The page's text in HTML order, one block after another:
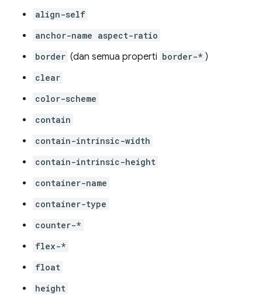
align-self
anchor-name aspect-ratio
border (dan semua properti border-* )
clear
color-scheme
contain
contain-intrinsic-width
contain-intrinsic-height
container-name
container-type
counter-*
flex-*
float
height